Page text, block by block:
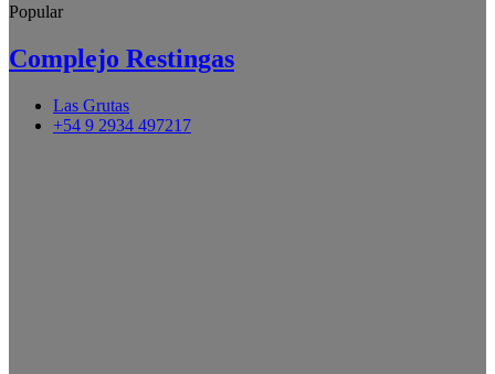
Popular
Complejo Restingas
Las Grutas
+54 9 2934 497217